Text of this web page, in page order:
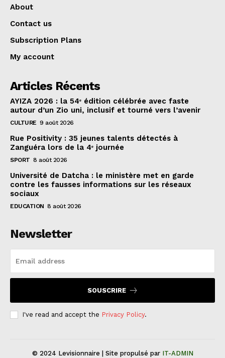
About
Contact us
Subscription Plans
My account
Articles Récents
AYIZA 2026 : la 54ᵉ édition célébrée avec faste
autour d’un Zio uni, inclusif et tourné vers l’avenir
CULTURE 9 août 2026
Rue Positivity : 35 jeunes talents détectés à
Zanguéra lors de la 4ᵉ journée
SPORT 8 août 2026
Université de Datcha : le ministère met en garde
contre les fausses informations sur les réseaux
sociaux
EDUCATION 8 août 2026
Newsletter
SOUSCRIRE
I've read and accept the Privacy Policy.
© 2024 Levisionnaire | Site propulsé par IT-ADMIN